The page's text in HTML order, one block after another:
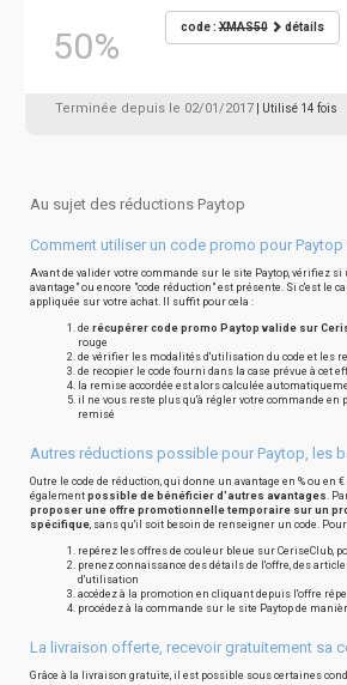
50% code :XMAS50 détails
Terminée depuis le 02/01/2017 | Utilisé 14 fois
Au sujet des réductions Paytop
Comment utiliser un code promo pour Paytop
Avant de valider votre commande sur le site Paytop, vérifiez si
avantage" ou encore "code réduction" est présente. Si c'est le
appliquée sur votre achat. Il suffit pour cela :
de récupérer code promo Paytop valide sur
rouge
de vérifier les modalités d'utilisation du code et les
de recopier le code fourni dans la case prévue à cet
la remise accordée est alors calculée
il ne vous reste plus qu'à régler votre commande en
remisé
Autres réductions possible pour Paytop, les
Outre le code de réduction, qui donne un avantage en % ou en
également possible de bénéficier d'autres avantages.
proposer une offre promotionnelle temporaire sur un
spécifique, sans qu'il soit besoin de renseigner un code.
repérez les offres de couleur bleue sur CeriseClub,
prenez connaissance des détails de l'offre, des
d'utilisation
accédez à la promotion en cliquant depuis l'offre
procédez à la commande sur le site Paytop de
La livraison offerte, recevoir gratuitement sa
Grâce à la livraison gratuite, il est possible sous certaines